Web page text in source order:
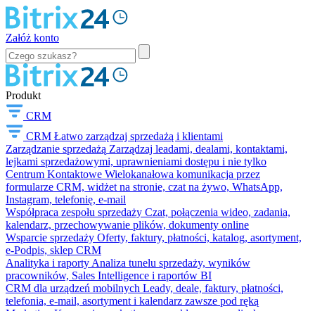
Załóż konto
Produkt
CRM
CRM Łatwo zarządzaj sprzedażą i klientami
Zarządzanie sprzedażą Zarządzaj leadami, dealami, kontaktami,
lejkami sprzedażowymi, uprawnieniami dostępu i nie tylko
Centrum Kontaktowe Wielokanałowa komunikacja przez
formularze CRM, widżet na stronie, czat na żywo, WhatsApp,
Instagram, telefonię, e-mail
Współpraca zespołu sprzedaży Czat, połączenia wideo, zadania,
kalendarz, przechowywanie plików, dokumenty online
Wsparcie sprzedaży Oferty, faktury, płatności, katalog, asortyment,
e-Podpis, sklep CRM
Analityka i raporty Analiza tunelu sprzedaży, wyników
pracowników, Sales Intelligence i raportów BI
CRM dla urządzeń mobilnych Leady, deale, faktury, płatności,
telefonia, e-mail, asortyment i kalendarz zawsze pod ręką